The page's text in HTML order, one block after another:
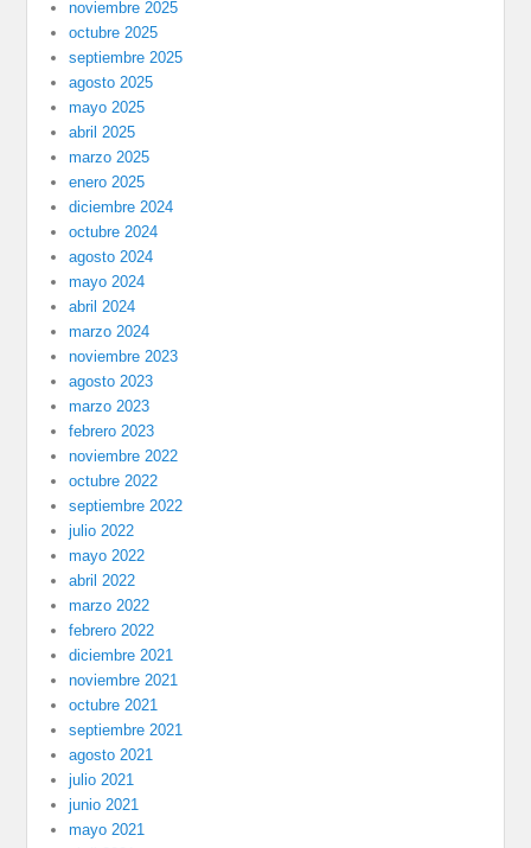
noviembre 2025
octubre 2025
septiembre 2025
agosto 2025
mayo 2025
abril 2025
marzo 2025
enero 2025
diciembre 2024
octubre 2024
agosto 2024
mayo 2024
abril 2024
marzo 2024
noviembre 2023
agosto 2023
marzo 2023
febrero 2023
noviembre 2022
octubre 2022
septiembre 2022
julio 2022
mayo 2022
abril 2022
marzo 2022
febrero 2022
diciembre 2021
noviembre 2021
octubre 2021
septiembre 2021
agosto 2021
julio 2021
junio 2021
mayo 2021